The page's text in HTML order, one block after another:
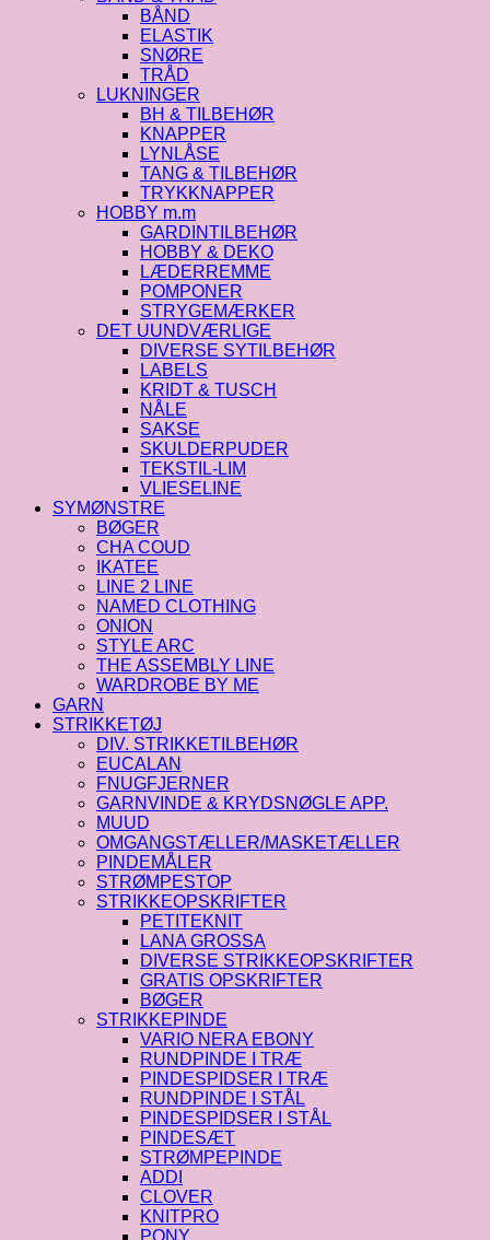
BÅND
ELASTIK
SNØRE
TRÅD
LUKNINGER
BH & TILBEHØR
KNAPPER
LYNLÅSE
TANG & TILBEHØR
TRYKKNAPPER
HOBBY m.m
GARDINTILBEHØR
HOBBY & DEKO
LÆDERREMME
POMPONER
STRYGEMÆRKER
DET UUNDVÆRLIGE
DIVERSE SYTILBEHØR
LABELS
KRIDT & TUSCH
NÅLE
SAKSE
SKULDERPUDER
TEKSTIL-LIM
VLIESELINE
SYMØNSTRE
BØGER
CHA COUD
IKATEE
LINE 2 LINE
NAMED CLOTHING
ONION
STYLE ARC
THE ASSEMBLY LINE
WARDROBE BY ME
GARN
STRIKKETØJ
DIV. STRIKKETILBEHØR
EUCALAN
FNUGFJERNER
GARNVINDE & KRYDSNØGLE APP.
MUUD
OMGANGSTÆLLER/MASKETÆLLER
PINDEMÅLER
STRØMPESTOP
STRIKKEOPSKRIFTER
PETITEKNIT
LANA GROSSA
DIVERSE STRIKKEOPSKRIFTER
GRATIS OPSKRIFTER
BØGER
STRIKKEPINDE
VARIO NERA EBONY
RUNDPINDE I TRÆ
PINDESPIDSER I TRÆ
RUNDPINDE I STÅL
PINDESPIDSER I STÅL
PINDESÆT
STRØMPEPINDE
ADDI
CLOVER
KNITPRO